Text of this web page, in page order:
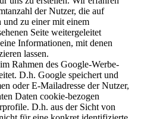
der Nutzer, die auf
und zu einer mit einem
Seite weitergeleitet
Informationen, mit denen
lassen.
Rahmen des Google-Werbe-
D.h. Google speichert und
oder E-Mailadresse der Nutzer,
Daten cookie-bezogen
D.h. aus der Sicht von